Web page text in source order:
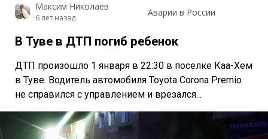
Максим Николаев
6 лет назад Аварии в России
В Туве в ДТП погиб ребенок
ДТП произошло 1 января в 22:30 в поселке Каа-Хем
в Туве. Водитель автомобиля Toyota Corona Premio
не справился с управлением и врезался...